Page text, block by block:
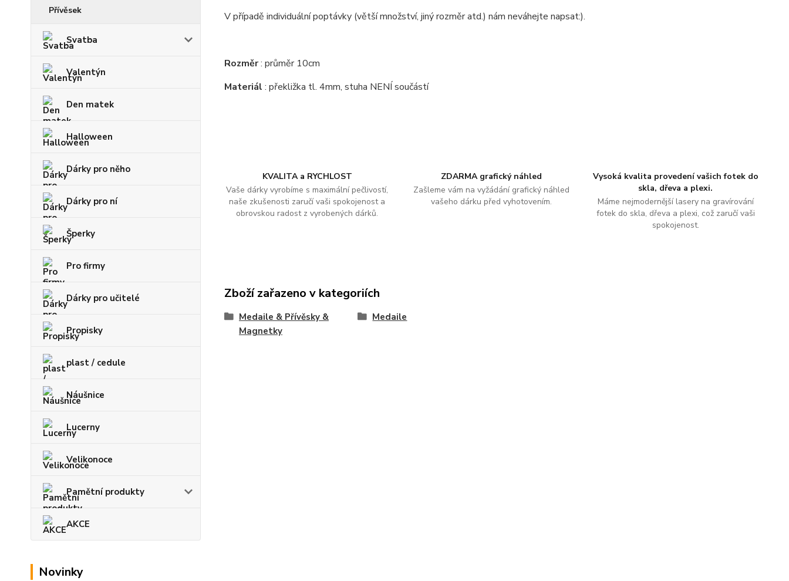
Přívěsek
Svatba
Valentýn
Den matek
Halloween
Dárky pro něho
Dárky pro ní
Šperky
Pro firmy
Dárky pro učitelé
Propisky
plast / cedule
Náušnice
Lucerny
Velikonoce
Pamětní produkty
AKCE
Novinky
KVALITA a RYCHLOST
Vaše dárky vyrobíme s maximální pečlivostí,
naše zkušenosti zaručí vaši spokojenost a
obrovskou radost z vyrobených dárků.
ZDARMA grafický náhled
Zašleme vám na vyžádání grafický náhled
vašeho dárku před vyhotovením.
Vysoká kvalita provedení vašich fotek do
skla, dřeva a plexi.
Máme nejmodernější lasery na gravírování
fotek do skla, dřeva a plexi, což zaručí vaši
spokojenost.
V případě individuální poptávky (větší množství, jiný rozměr atd.) nám neváhejte napsat:).
Rozměr: průměr 10cm
Materiál : překližka tl. 4mm, stuha NENÍ součástí
Zboží zařazeno v kategoriích
Medaile & Přívěsky &
Magnetky
Medaile